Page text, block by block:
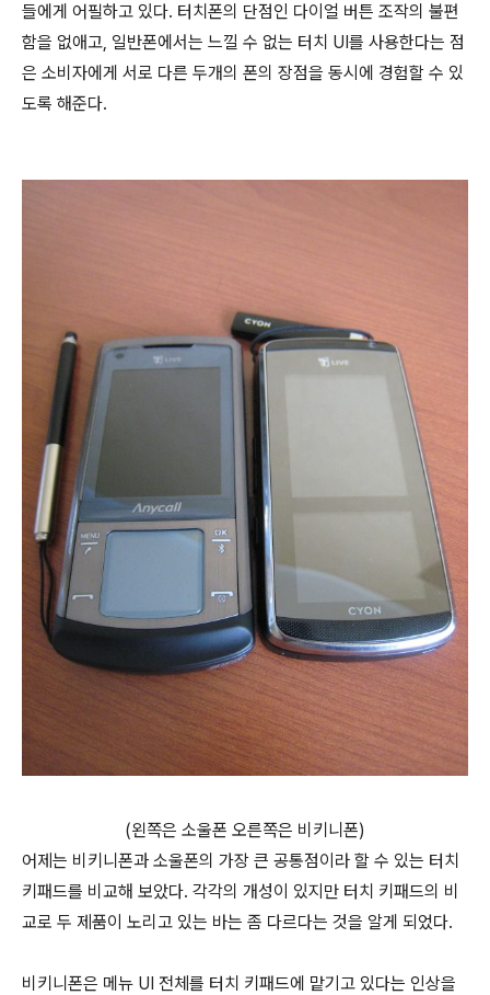
들에게 어필하고 있다. 터치폰의 단점인 다이얼 버튼 조작의 불편
함을 없애고, 일반폰에서는 느낄 수 없는 터치 UI를 사용한다는 점
은 소비자에게 서로 다른 두개의 폰의 장점을 동시에 경험할 수 있
도록 해준다.
(왼쪽은 소울폰 오른쪽은 비키니폰)
어제는 비키니폰과 소울폰의 가장 큰 공통점이라 할 수 있는 터치
키패드를 비교해 보았다. 각각의 개성이 있지만 터치 키패드의 비
교로 두 제품이 노리고 있는 바는 좀 다르다는 것을 알게 되었다.
비키니폰은 메뉴 UI 전체를 터치 키패드에 맡기고 있다는 인상을